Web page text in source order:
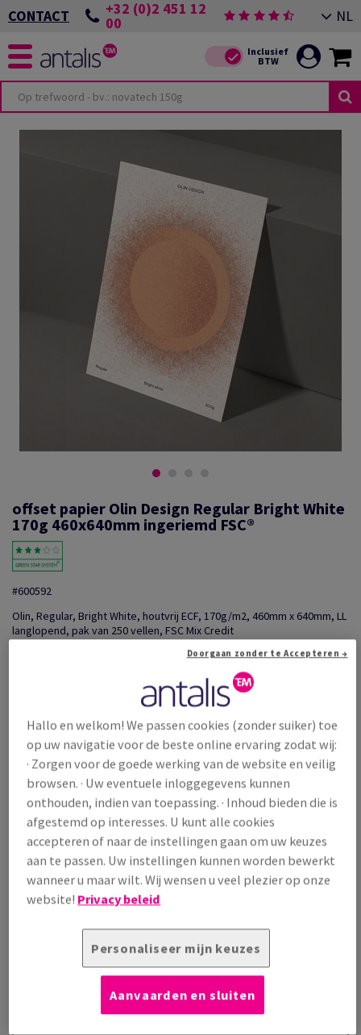
CONTACT +32 (0)2 451 12
00 NL
offset papier Olin Design Regular Bright White
170g 460x640mm ingeriemd FSC®
#600592
Olin, Regular, Bright White, houtvrij ECF, 170g/m2, 460mm x 640mm, LL
langlopend, pak van 250 vellen, FSC Mix Credit
Delen via e-mail
Promotie: Tijdelijke aanbieding! Tot wel 20% korting o...
Prijs incl. BTW
€ 690,04 22,22% OFF
Promoprijs incl. BTW
€ 536,73
/ 1 000 Vel
(50,0 kg )
IN BESTELLING
Verpakkingsaantallen
Pak
Hallo en welkom! We passen cookies (zonder suiker) toe
op uw navigatie voor de beste online ervaring zodat wij:
· Zorgen voor de goede werking van de website en veilig
browsen. · Uw eventuele inloggegevens kunnen
onthouden, indien van toepassing. · Inhoud bieden die is
afgestemd op interesses. U kunt alle cookies
accepteren of naar de instellingen gaan om uw keuzes
aan te passen. Uw instellingen kunnen worden bewerkt
wanneer u maar wilt. Wij wensen u veel plezier op onze
website! Privacy beleid
Personaliseer mijn keuzes
Doorgaan zonder te Accepteren →
Aanvaarden en sluiten